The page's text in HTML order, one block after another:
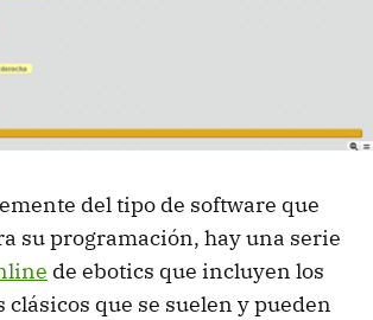
del tipo de software que
su programación, hay una serie
de ebotics que incluyen los
clásicos que se suelen y pueden